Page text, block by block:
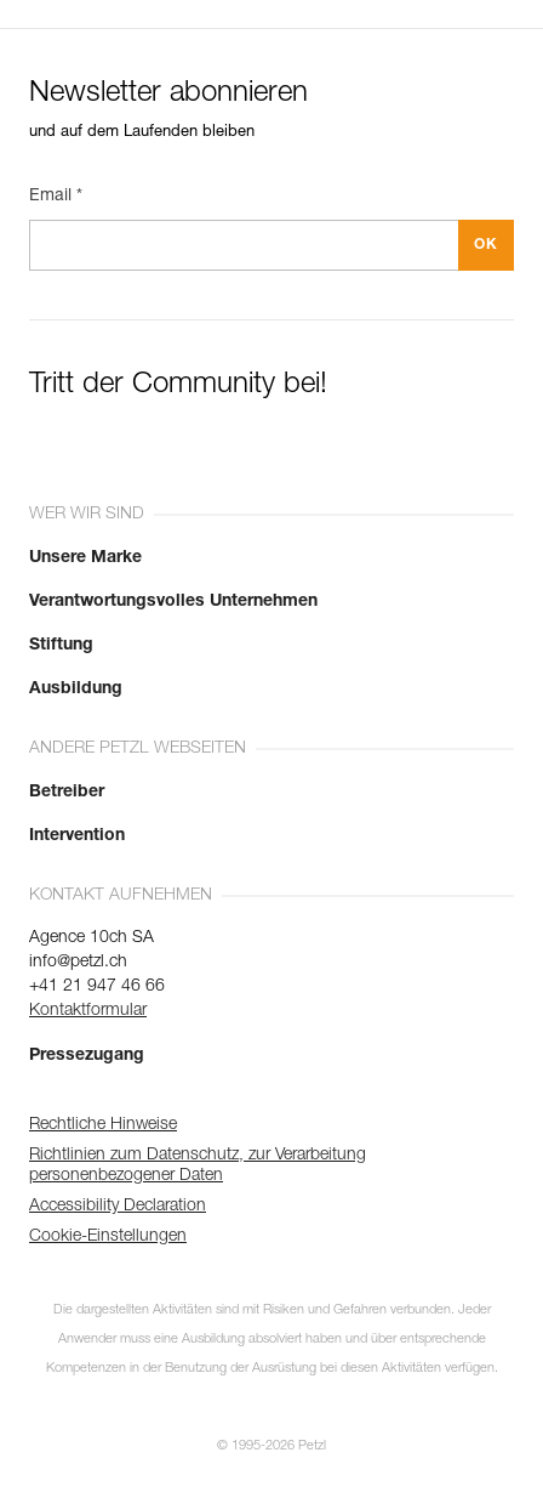
Newsletter abonnieren
und auf dem Laufenden bleiben
Email *
Tritt der Community bei!
WER WIR SIND
Unsere Marke
Verantwortungsvolles Unternehmen
Stiftung
Ausbildung
ANDERE PETZL WEBSEITEN
Betreiber
Intervention
KONTAKT AUFNEHMEN
Agence 10ch SA
info@petzl.ch
+41 21 947 46 66
Kontaktformular
Pressezugang
Rechtliche Hinweise
Richtlinien zum Datenschutz, zur Verarbeitung
personenbezogener Daten
Accessibility Declaration
Cookie-Einstellungen
Die dargestellten Aktivitäten sind mit Risiken und Gefahren verbunden. Jeder
Anwender muss eine Ausbildung absolviert haben und über entsprechende
Kompetenzen in der Benutzung der Ausrüstung bei diesen Aktivitäten verfügen.
© 1995-2026 Petzl